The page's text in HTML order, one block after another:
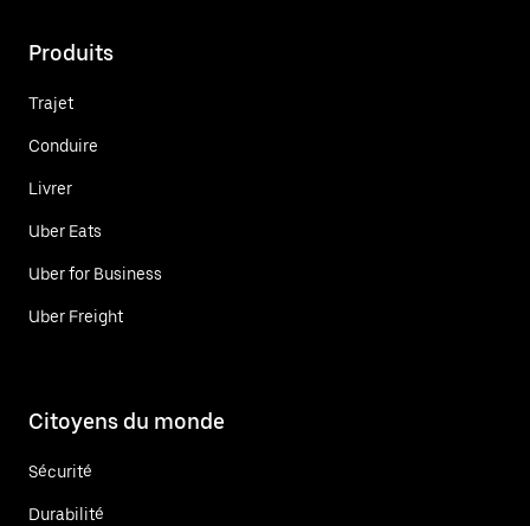
Produits
Trajet
Conduire
Livrer
Uber Eats
Uber for Business
Uber Freight
Citoyens du monde
Sécurité
Durabilité